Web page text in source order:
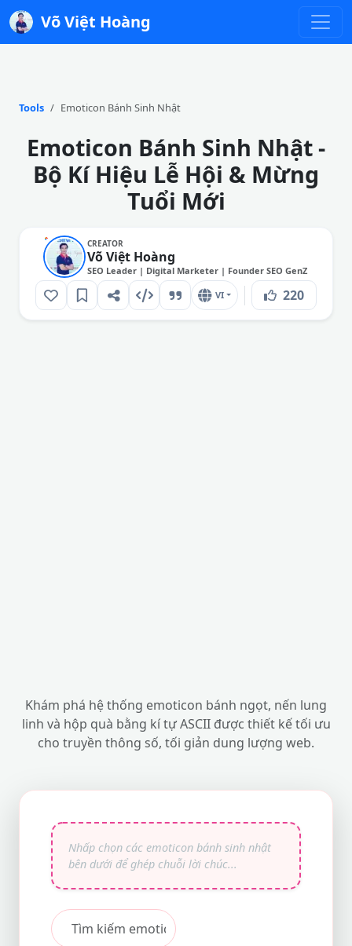
Võ Việt Hoàng
Tools Emoticon Bánh Sinh Nhật
Emoticon Bánh Sinh Nhật -
Bộ Kí Hiệu Lễ Hội & Mừng
Tuổi Mới
CREATOR
Võ Việt Hoàng
SEO Leader | Digital Marketer | Founder SEO GenZ
VI 220
Khám phá hệ thống emoticon bánh ngọt, nến lung
linh và hộp quà bằng kí tự ASCII được thiết kế tối ưu
cho truyền thông số, tối giản dung lượng web.